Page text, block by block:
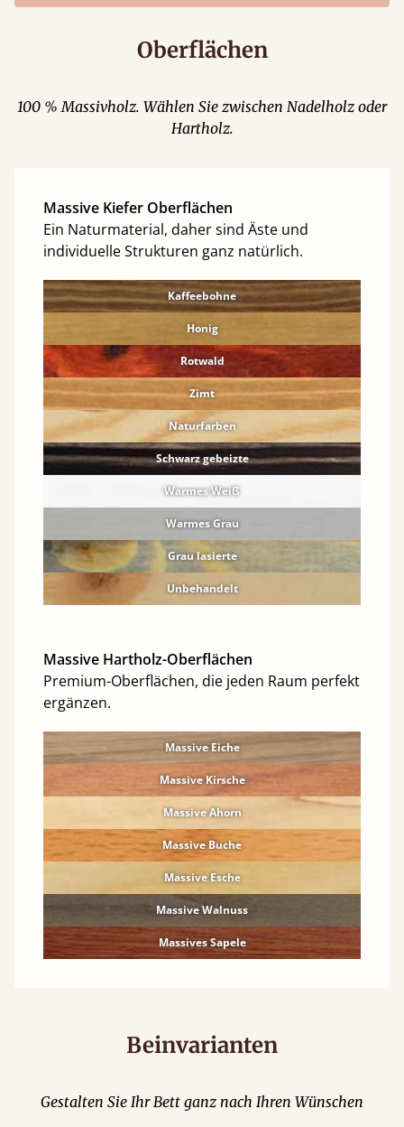
Oberflächen
100 % Massivholz. Wählen Sie zwischen Nadelholz oder
Hartholz.
Massive Kiefer Oberflächen
Ein Naturmaterial, daher sind Äste und
individuelle Strukturen ganz natürlich.
Kaffeebohne
Honig
Rotwald
Zimt
Naturfarben
Schwarz gebeizte
Warmes Weiß
Warmes Grau
Grau lasierte
Unbehandelt
Massive Hartholz-Oberflächen
Premium-Oberflächen, die jeden Raum perfekt
ergänzen.
Massive Eiche
Massive Kirsche
Massive Ahorn
Massive Buche
Massive Esche
Massive Walnuss
Massives Sapele
Beinvarianten
Gestalten Sie Ihr Bett ganz nach Ihren Wünschen